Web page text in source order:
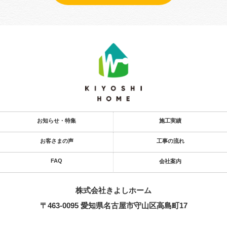
お知らせ・特集 施工実績
お客さまの声 工事の流れ
FAQ 会社案内
株式会社きよし​ホーム
〒463-0095 愛知県名古屋市守山区高島町17